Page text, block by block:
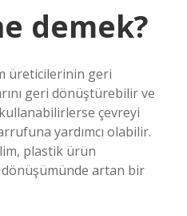
demek?
üreticilerinin geri
geri dönüştürebilir ve
çevreyi
yardımcı olabilir.
plastik ürün
artan bir